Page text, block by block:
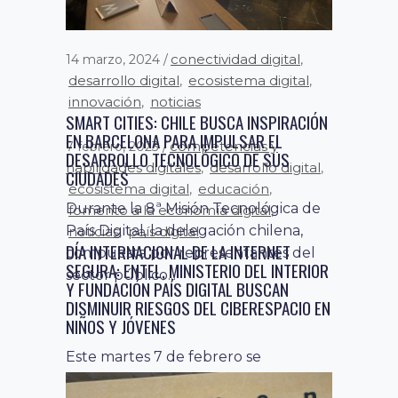
14 marzo, 2024 conectividad digital,
desarrollo digital, ecosistema digital,
innovación, noticias
SMART CITIES: CHILE BUSCA INSPIRACIÓN
EN BARCELONA PARA IMPULSAR EL
DESARROLLO TECNOLÓGICO DE SUS
CIUDADES
Durante la 8ª Misión Tecnológica de
País Digital, la delegación chilena,
compuesta por representantes del
sector público...
7 febrero, 2023
competencias y
habilidades digitales, desarrollo digital,
ecosistema digital, educación,
fomento a la economía digital,
noticias, país digital
DÍA INTERNACIONAL DE LA INTERNET
SEGURA: ENTEL, MINISTERIO DEL INTERIOR
Y FUNDACIÓN PAÍS DIGITAL BUSCAN
DISMINUIR RIESGOS DEL CIBERESPACIO EN
NIÑOS Y JÓVENES
Este martes 7 de febrero se
conmemora el Día Internacional de